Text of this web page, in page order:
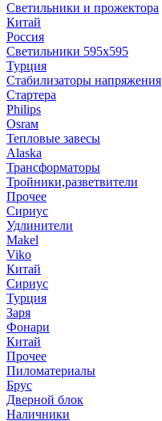
Светильники и прожектора
Китай
Россия
Светильники 595х595
Турция
Стабилизаторы напряжения
Стартера
Philips
Оsrам
Тепловые завесы
Alaska
Трансформаторы
Тройники,разветвители
Прочее
Сириус
Удлинители
Makel
Viko
Китай
Сириус
Турция
Заря
Фонари
Китай
Прочее
Пиломатериалы
Брус
Дверной блок
Наличники